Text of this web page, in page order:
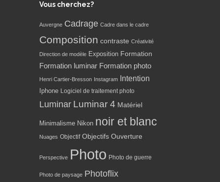
Vous cherchez?
Auvergne Cadrage Cadre dans le cadre
Composition contraste Créativité
Direction de modèle Exposition Formation
Formation luminar Formation photo
Henri Cartier-Bresson Instagram Intention
Iphone Logiciel de traitement photo
Luminar Luminar 4 Matériel
Minimalisme Nikon noir et blanc
Nuages Objectif Objectifs Ouverture
Perspective Photo Photo de guerre
Photo de paysage Photoflix